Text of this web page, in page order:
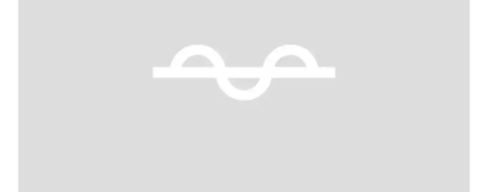
Previous slide